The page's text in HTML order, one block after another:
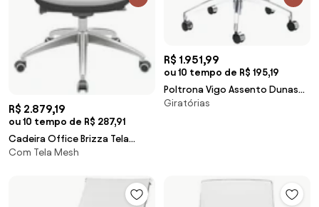
R$ 2.879,19
ou 10 tempo de R$ 287,91
Cadeira Office Brizza Tela
Cinza Com Encosto Assento
126cm - 63196 Sun House
Com Tela Mesh
R$ 1.951,99
ou 10 tempo de R$ 195,19
Poltrona Vigo Assento Dunas
Fendi Base Rodizio em Aluminio
Giratórias